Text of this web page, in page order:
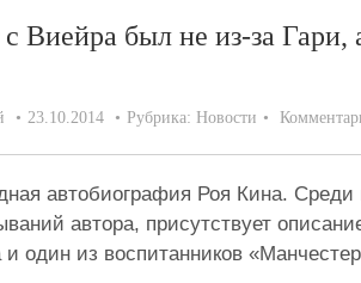
Виейра был не из-за Гари,
23.10.2014 Рубрика: Новости
автобиография Роя Кина. Среди
автора, присутствует
один из воспитанников